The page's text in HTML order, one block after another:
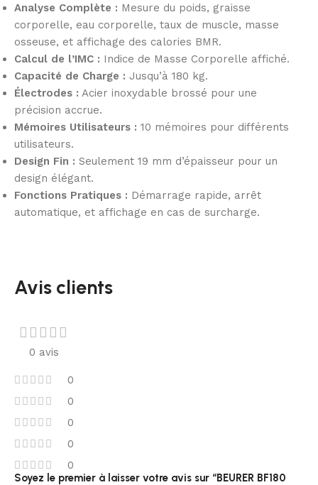
Analyse Complète : Mesure du poids, graisse
corporelle, eau corporelle, taux de muscle, masse
osseuse, et affichage des calories BMR.
Calcul de l’IMC : Indice de Masse Corporelle affiché.
Capacité de Charge : Jusqu’à 180 kg.
Électrodes : Acier inoxydable brossé pour une
précision accrue.
Mémoires Utilisateurs : 10 mémoires pour différents
utilisateurs.
Design Fin : Seulement 19 mm d’épaisseur pour un
design élégant.
Fonctions Pratiques : Démarrage rapide, arrêt
automatique, et affichage en cas de surcharge.
Avis clients
0 avis
0
0
0
0
0
Soyez le premier à laisser votre avis sur “BEURER BF180